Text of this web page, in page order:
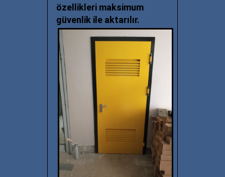
özellikleri maksimum
güvenlik ile aktarılır.